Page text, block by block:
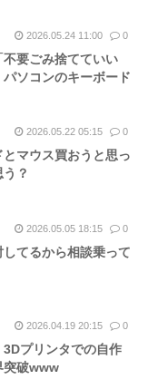
2026.05.24 11:00 0
要ごみ捨てていい
ソコンのキーボード
2026.05.22 05:15 0
マウス買おうと思っ
？
2026.05.05 18:15 0
てるから相談乗って
2026.04.19 20:15 0
プリンタでの自作
突破www